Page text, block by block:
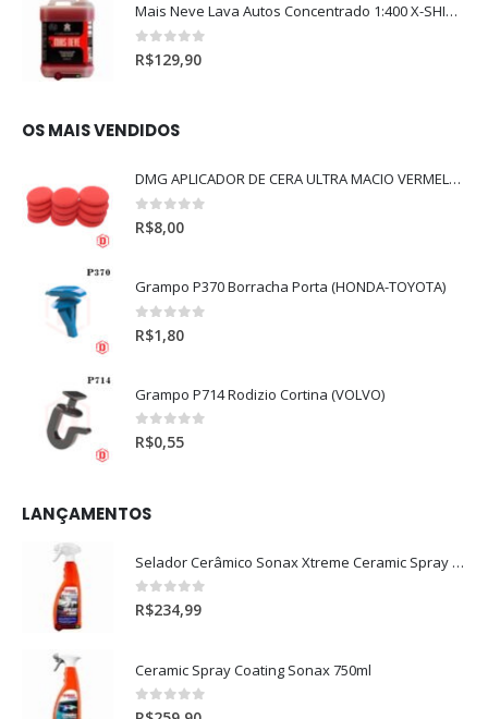
Mais Neve Lava Autos Concentrado 1:400 X-SHINE 5Litros
0out of 5
R$129,90
OS MAIS VENDIDOS
DMG APLICADOR DE CERA ULTRA MACIO VERMELHO l
0out of 5
R$8,00
Grampo P370 Borracha Porta (HONDA-TOYOTA)
0 out of 5
R$1,80
Grampo P714 Rodizio Cortina (VOLVO)
0out of 5
R$0,55
LANÇAMENTOS
Selador Cerâmico Sonax Xtreme Ceramic Spray + Seal (750ml)
0out of 5
R$234,99
Ceramic Spray Coating Sonax 750ml
0out of 5